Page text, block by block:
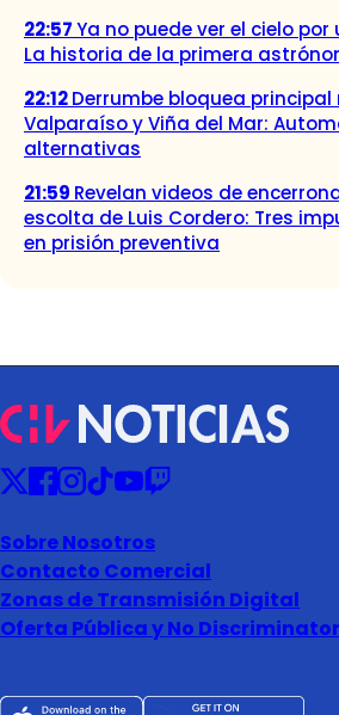
22:57Ya no puede ver el cielo
La historia de la primera
22:12Derrumbe bloquea
Valparaíso y Viña del Mar:
alternativas
21:59 Revelan videos de
escolta de Luis Cordero: Tres
en prisión preventiva
Sobre Nosotros
Contacto Comercial
Zonas de Transmisión Digital
Oferta Pública y No